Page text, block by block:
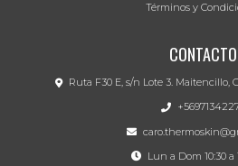
Términos y
CONTACTO
Ruta F30 E, s/n Lote 3.
Lun a Dom 10:30 a